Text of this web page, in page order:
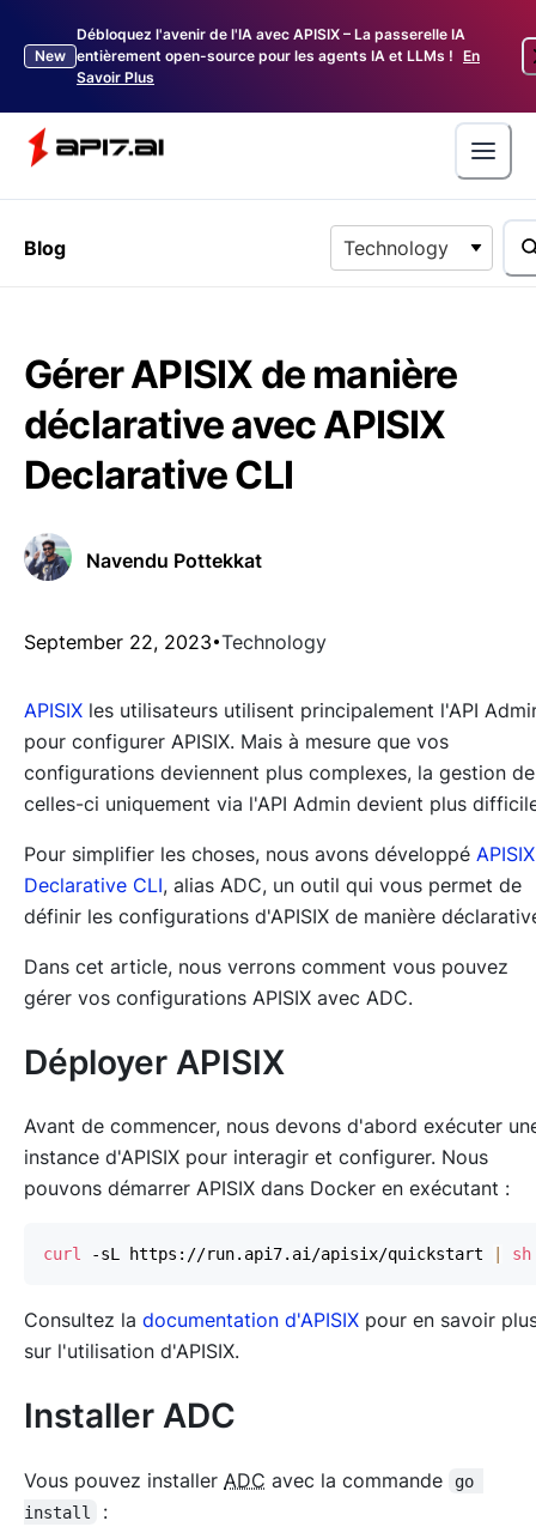
New
Débloquez l'avenir de l'IA avec APISIX – La passerelle IA
entièrement open-source pour les agents IA et LLMs ! En
Savoir Plus
Blog Technology
Gérer APISIX de manière
déclarative avec APISIX
Declarative CLI
Navendu Pottekkat
September 22, 2023 Technology
APISIX les utilisateurs utilisent principalement l'API
pour configurer APISIX. Mais à mesure que vos
configurations deviennent plus complexes, la gestion de
celles-ci uniquement via l'API Admin devient plus
Pour simplifier les choses, nous avons développé APISIX
Declarative CLI, alias ADC, un outil qui vous permet de
définir les configurations d'APISIX de manière
Dans cet article, nous verrons comment vous pouvez
gérer vos configurations APISIX avec ADC.
Déployer APISIX
Avant de commencer, nous devons d'abord exécuter
instance d'APISIX pour interagir et configurer. Nous
pouvons démarrer APISIX dans Docker en exécutant :
curl -sL https://run.api7.ai/apisix/quickstart sh
Consultez la documentation d'APISIX pour en savoir
sur l'utilisation d'APISIX.
Installer ADC
Vous pouvez installer ADC avec la commande
go
install
: